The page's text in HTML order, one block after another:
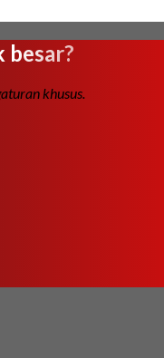
besar?
khusus.